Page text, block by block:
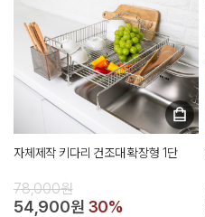
자체제작 키다리 건조대 확장형 1단
78,000원
54,900원 30%